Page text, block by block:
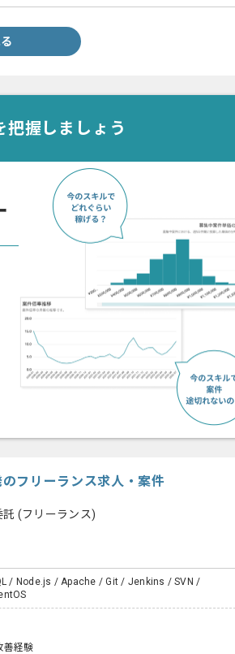
把握しましょう
フリーランス求人・案件
託 (フリーランス)
/ Node.js / Apache / Git / Jenkins / SVN /
善経験